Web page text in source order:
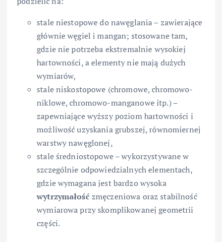
stale niestopowe do nawęglania – zawierające
głównie węgiel i mangan; stosowane tam,
gdzie nie potrzeba ekstremalnie wysokiej
hartowności, a elementy nie mają dużych
wymiarów,
stale niskostopowe (chromowe, chromowo-
niklowe, chromowo-manganowe itp.) –
zapewniające wyższy poziom hartowności i
możliwość uzyskania grubszej, równomiernej
warstwy nawęglonej,
stale średniostopowe – wykorzystywane w
szczególnie odpowiedzialnych elementach,
gdzie wymagana jest bardzo wysoka
wytrzymałość zmęczeniowa oraz stabilność
wymiarowa przy skomplikowanej geometrii
części.